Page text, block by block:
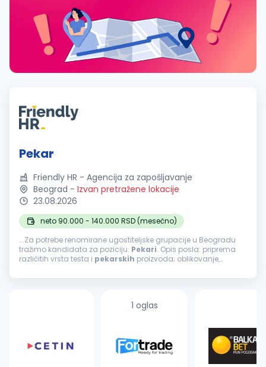
Pekar
Friendly HR - Agencija za zapošljavanje
Beograd - Izvan pretražene lokacije
23.08.2026
neto 90.000 - 140.000 RSD (mesečno)
...Za potrebe renomirane ugostiteljske grupacije u Beogradu
tražimo kandidata za poziciju: Pekari. Opis posla: priprema
različitih vrsta testa i pekarskih proizvoda; oblikovanje,
definisanim...
1 oglas